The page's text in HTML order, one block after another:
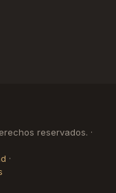
reservados. ·
·